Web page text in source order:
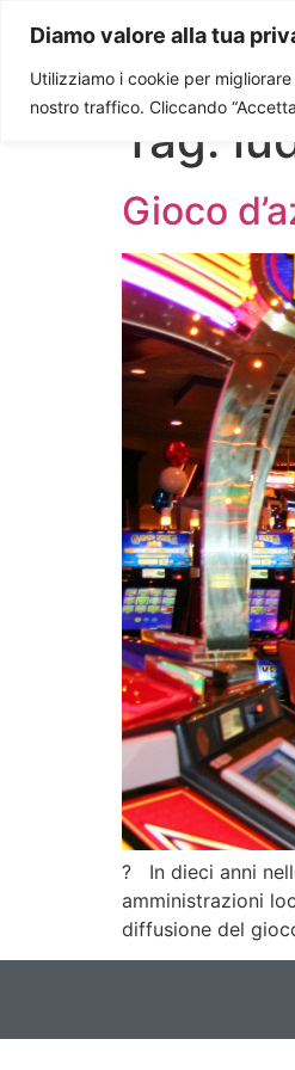
Diamo valore alla tua
Utilizziamo i cookie per
nostro traffico. Cliccando
Paolo
Tag:
Gioco
? In dieci anni
amministrazioni
diffusione del